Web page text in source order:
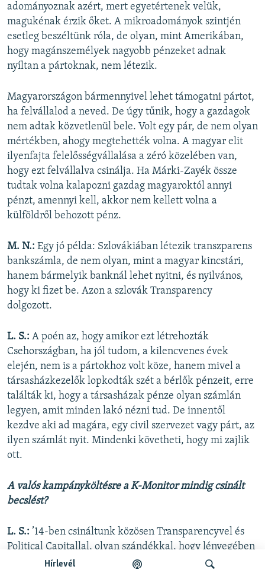
Hírlevél
adományoznak azért, mert egyetértenek velük,
magukénak érzik őket. A mikroadományok szintjén
esetleg beszéltünk róla, de olyan, mint Amerikában,
hogy magánszemélyek nagyobb pénzeket adnak
nyíltan a pártoknak, nem létezik.
Magyarországon bármennyivel lehet támogatni pártot,
ha felvállalod a neved. De úgy tűnik, hogy a gazdagok
nem adtak közvetlenül bele. Volt egy pár, de nem olyan
mértékben, ahogy megtehették volna. A magyar elit
ilyenfajta felelősségvállalása a zéró közelében van,
hogy ezt felvállalva csinálja. Ha Márki-Zayék össze
tudtak volna kalapozni gazdag magyaroktól annyi
pénzt, amennyi kell, akkor nem kellett volna a
külföldről behozott pénz.
M. N.: Egy jó példa: Szlovákiában létezik transzparens
bankszámla, de nem olyan, mint a magyar kincstári,
hanem bármelyik banknál lehet nyitni, és nyilvános,
hogy ki fizet be. Azon a szlovák Transparency
dolgozott.
L. S.: A poén az, hogy amikor ezt létrehozták
Csehországban, ha jól tudom, a kilencvenes évek
elején, nem is a pártokhoz volt köze, hanem mivel a
társasházkezelők lopkodták szét a bérlők pénzeit, erre
találták ki, hogy a társasházak pénze olyan számlán
legyen, amit minden lakó nézni tud. De innentől
kezdve aki ad magára, egy civil szervezet vagy párt, az
ilyen számlát nyit. Mindenki követheti, hogy mi zajlik
ott.
A valós kampányköltésre a K-Monitor mindig csinált
becslést?
L. S.: ’14-ben csináltunk közösen Transparencyvel és
Political Capitallal, olyan szándékkal, hogy lényegében
a teljes kampányt lefedje. De a belefektetett munka